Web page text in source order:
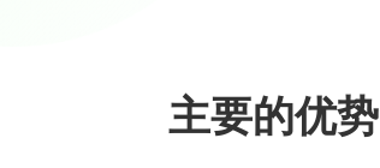
主要的优势